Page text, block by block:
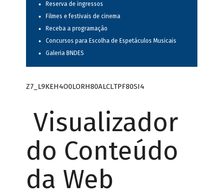
Reserva de ingressos
Filmes e festivais de cinema
Receba a programação
Concursos para Escolha de Espetáculos Musicais
Galeria BNDES
Z7_L9KEH4O0LORH80ALCLTPF80SI4
Visualizador
do Conteúdo
da Web